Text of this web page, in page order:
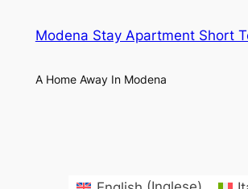
Modena Stay Apartment Short
A Home Away In Modena